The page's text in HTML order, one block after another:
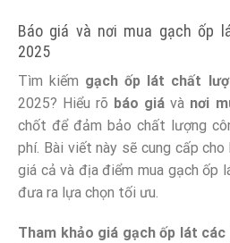
Báo giá và nơi mua gạch ốp
2025
Tìm kiếm gạch ốp lát chất
2025? Hiểu rõ báo giá và nơi
chốt để đảm bảo chất lượng
phí. Bài viết này sẽ cung cấp
giá cả và địa điểm mua gạch ốp
đưa ra lựa chọn tối ưu.
Tham khảo giá gạch ốp lát các